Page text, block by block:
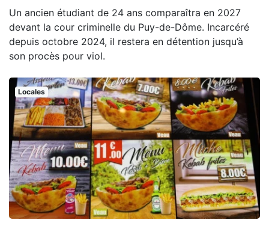
Un ancien étudiant de 24 ans comparaîtra en 2027
devant la cour criminelle du Puy-de-Dôme. Incarcéré
depuis octobre 2024, il restera en détention jusqu’à
son procès pour viol.
Locales